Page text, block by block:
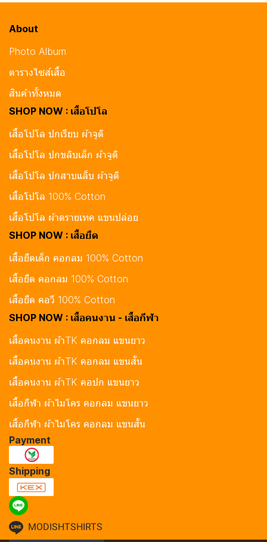
About
Photo Album
ตารางไซส์เสื้อ
สินค้าทั้งหมด
SHOP NOW : เสื้อโปโล
เสื้อโปโล ปกเรียบ ผ้าจูติ
เสื้อโปโล ปกขลิบเล็ก ผ้าจูติ
เสื้อโปโล ปกสาบแล็บ ผ้าจูติ
เสื้อโปโล 100% Cotton
เสื้อโปโล ผ้าดรายเทค แขนปล่อย
SHOP NOW : เสื้อยืด
เสื้อยืดเด็ก คอกลม 100% Cotton
เสื้อยืด คอกลม 100% Cotton
เสื้อยืด คอวี 100% Cotton
SHOP NOW : เสื้อคนงาน - เสื้อกีฬา
เสื้อคนงาน ผ้าTK คอกลม แขนยาว
เสื้อคนงาน ผ้าTK คอกลม แขนสั้น
เสื้อคนงาน ผ้าTK คอปก แขนยาว
เสื้อกีฬา ผ้าไมโคร คอกลม แขนยาว
เสื้อกีฬา ผ้าไมโคร คอกลม แขนสั้น
Payment
Shipping
MODISHTSHIRTS